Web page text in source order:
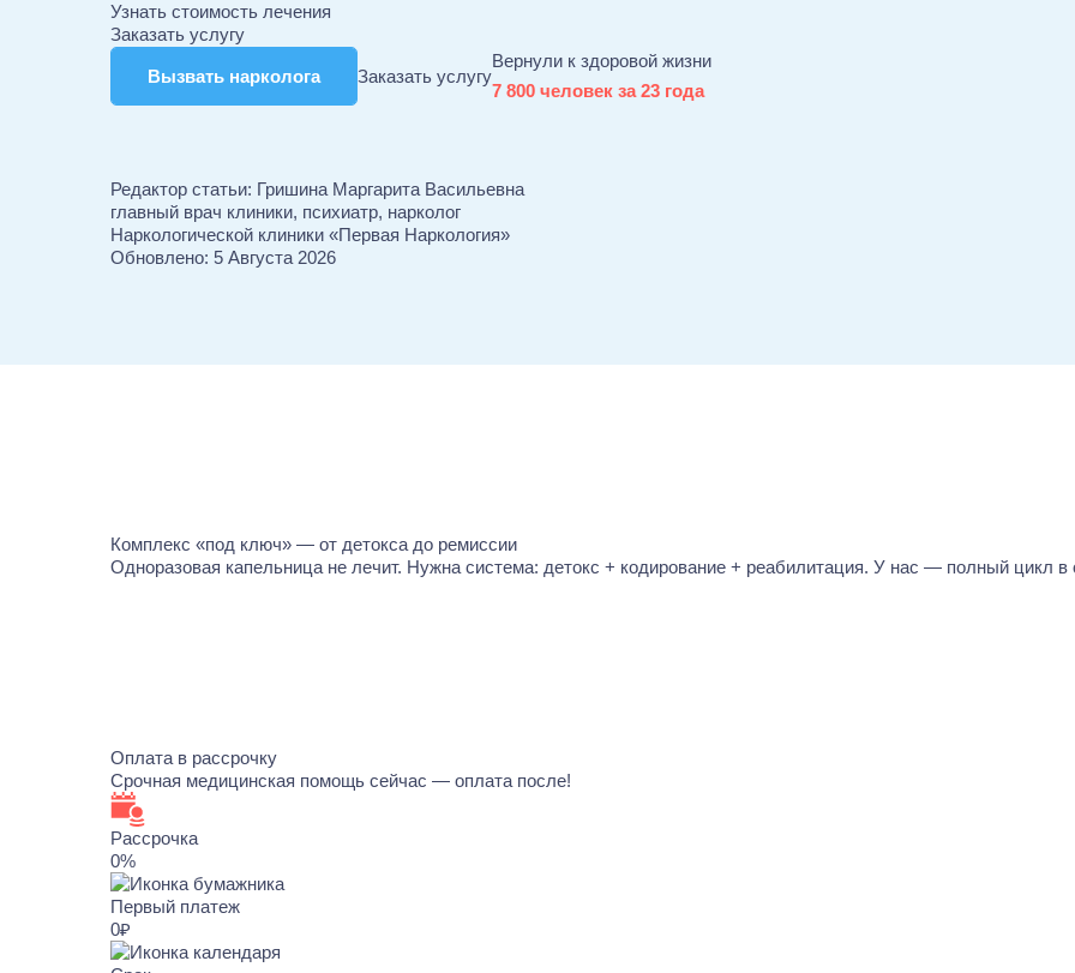
Узнать стоимость лечения
Заказать услугу
Вызвать нарколога
Вызвать нарколога Заказать услугу
Вернули к здоровой жизни
7 800 человек за 23 года
Редактор статьи: Гришина Маргарита Васильевна
главный врач клиники, психиатр, нарколог
Наркологической клиники «Первая Наркология»
Обновлено: 5 Августа 2026
Комплекс «под ключ» — от детокса до ремиссии
Одноразовая капельница не лечит. Нужна система: детокс + кодирование + реабилитация. У нас — полный цикл в
Оплата в рассрочку
Срочная медицинская помощь сейчас — оплата после!
Рассрочка
0%
Первый платеж
0₽